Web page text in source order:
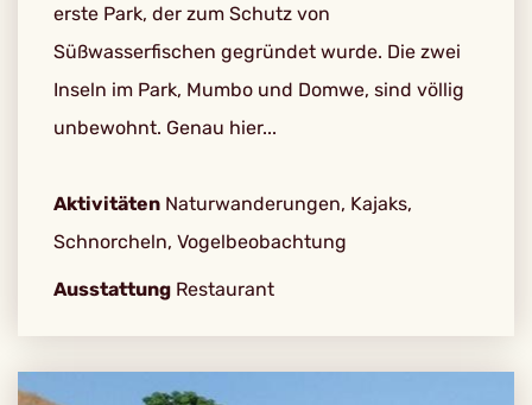
erste Park, der zum Schutz von
Süßwasserfischen gegründet wurde. Die zwei
Inseln im Park, Mumbo und Domwe, sind völlig
unbewohnt. Genau hier...
Aktivitäten Naturwanderungen, Kajaks,
Schnorcheln, Vogelbeobachtung
Ausstattung Restaurant